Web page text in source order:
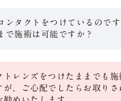
ンタクトをつけているので
で施術は可能ですか？
トレンズをつけたままでも施
が、ご心配でしたらお取りさ